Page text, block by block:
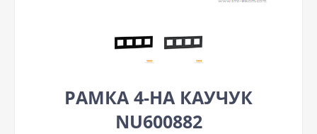
РАМКА 4-НА КАУЧУК
NU600882